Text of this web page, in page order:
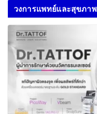
วงการแพทย์และสุขภาพ